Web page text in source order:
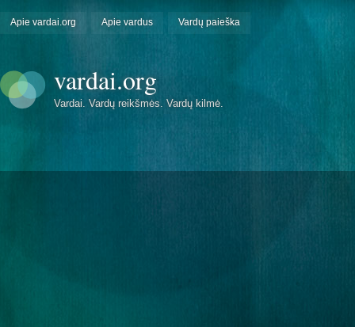
Apie vardai.org Apie vardus Vardų paieška
vardai.org
Vardai. Vardų reikšmės. Vardų kilmė.